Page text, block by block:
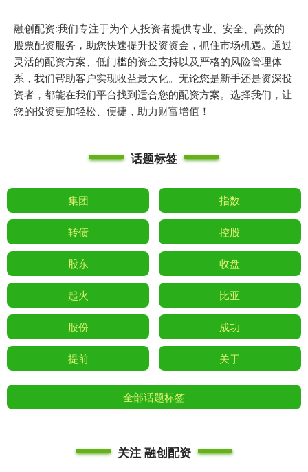
融创配资:我们专注于为个人投资者提供专业、安全、高效的
股票配资服务，助您快速提升投资资金，抓住市场机遇。通过
灵活的配资方案、低门槛的资金支持以及严格的风险管理体
系，我们帮助客户实现收益最大化。无论您是新手还是资深投
资者，都能在我们平台找到适合您的配资方案。选择我们，让
您的投资更加轻松、便捷，助力财富增值！
话题标签
集团 指数
转债 控股
股东 收盘
起火 比亚
股份 成功
提前 关于
全部话题标签
关注 融创配资